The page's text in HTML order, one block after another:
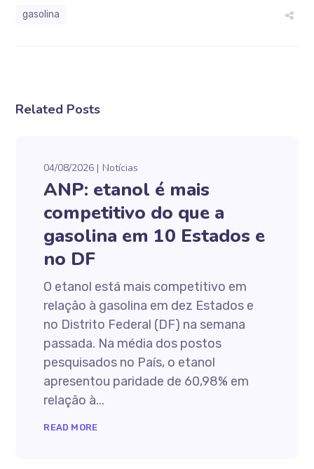
gasolina
Related Posts
04/08/2026 Notícias
ANP: etanol é mais
competitivo do que a
gasolina em 10 Estados e
no DF
O etanol está mais competitivo em
relação à gasolina em dez Estados e
no Distrito Federal (DF) na semana
passada. Na média dos postos
pesquisados no País, o etanol
apresentou paridade de 60,98% em
relação à...
READ MORE